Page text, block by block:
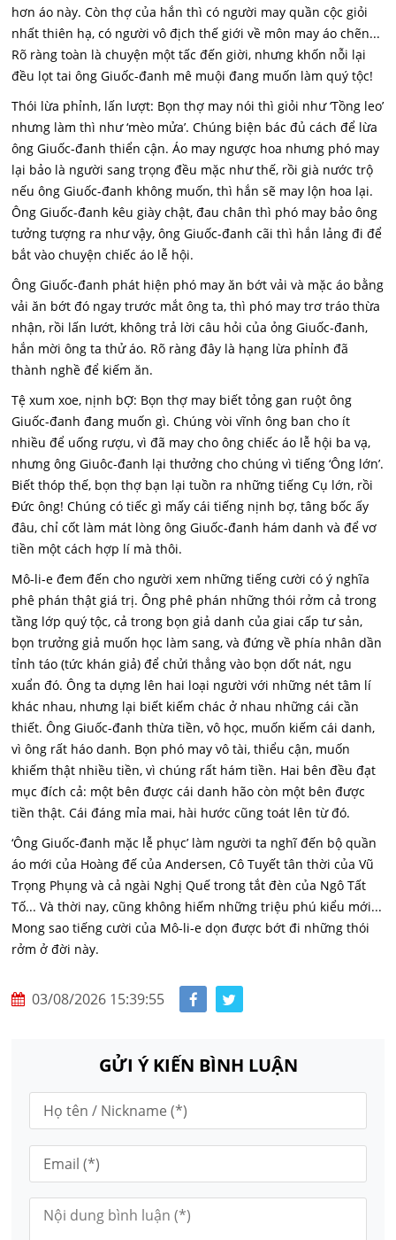
hơn áo này. Còn thợ của hắn thì có người may quần cộc giỏi
nhất thiên hạ, có người vô địch thế giới về môn may áo chẽn...
Rõ ràng toàn là chuyện một tấc đến giời, nhưng khốn nỗi lại
đều lọt tai ông Giuốc-đanh mê muội đang muốn làm quý tộc!
Thói lừa phỉnh, lấn lượt: Bọn thợ may nói thì giỏi như ‘Tồng leo’
nhưng làm thì như ‘mèo mửa’. Chúng biện bác đủ cách để lừa
ông Giuốc-đanh thiển cận. Áo may ngược hoa nhưng phó may
lại bảo là người sang trọng đều mặc như thế, rồi già nước trộ
nếu ông Giuốc-đanh không muốn, thì hắn sẽ may lộn hoa lại.
Ông Giuốc-đanh kêu giày chật, đau chân thì phó may bảo ông
tưởng tượng ra như vậy, ông Giuốc-đanh cãi thì hắn lảng đi để
bắt vào chuyện chiếc áo lễ hội.
Ông Giuốc-đanh phát hiện phó may ăn bớt vải và mặc áo bằng
vải ăn bớt đó ngay trước mắt ông ta, thì phó may trơ tráo thừa
nhận, rồi lấn lướt, không trả lời câu hỏi của ỏng Giuốc-đanh,
hắn mời ông ta thử áo. Rõ ràng đây là hạng lừa phỉnh đã
thành nghề để kiếm ăn.
Tệ xum xoe, nịnh bỢ: Bọn thợ may biết tỏng gan ruột ông
Giuốc-đanh đang muốn gì. Chúng vòi vĩnh ông ban cho ít
nhiều để uống rượu, vì đã may cho ông chiếc áo lễ hội ba vạ,
nhưng ông Giuôc-đanh lại thưởng cho chúng vì tiếng ‘Ông lớn’.
Biết thóp thế, bọn thợ bạn lại tuồn ra những tiếng Cụ lớn, rồi
Đức ông! Chúng có tiếc gì mấy cái tiếng nịnh bợ, tâng bốc ấy
đâu, chỉ cốt làm mát lòng ông Giuốc-đanh hám danh và để vơ
tiền một cách hợp lí mà thôi.
Mô-li-e đem đến cho người xem những tiếng cười có ý nghĩa
phê phán thật giá trị. Ông phê phán những thói rởm cả trong
tầng lớp quý tộc, cả trong bọn giả danh của giai cấp tư sản,
bọn trưởng giả muốn học làm sang, và đứng về phía nhân dần
tỉnh táo (tức khán giả) để chửi thẳng vào bọn dốt nát, ngu
xuẩn đó. Ông ta dựng lên hai loại người với những nét tâm lí
khác nhau, nhưng lại biết kiếm chác ở nhau những cái cần
thiết. Ông Giuốc-đanh thừa tiền, vô học, muốn kiếm cái danh,
vì ông rất háo danh. Bọn phó may vô tài, thiểu cận, muốn
khiếm thật nhiều tiền, vì chúng rất hám tiền. Hai bên đều đạt
mục đích cả: một bên được cái danh hão còn một bên được
tiền thật. Cái đáng mỉa mai, hài hước cũng toát lên từ đó.
‘Ông Giuốc-đanh mặc lễ phục’ làm người ta nghĩ đến bộ quần
áo mới của Hoàng đế của Andersen, Cô Tuyết tân thời của Vũ
Trọng Phụng và cả ngài Nghị Quế trong tắt đèn của Ngô Tất
Tố... Và thời nay, cũng không hiếm những triệu phú kiểu mới...
Mong sao tiếng cười của Mô-li-e dọn được bớt đi những thói
rởm ở đời này.
03/08/2026 15:39:55
GỬI Ý KIẾN BÌNH LUẬN